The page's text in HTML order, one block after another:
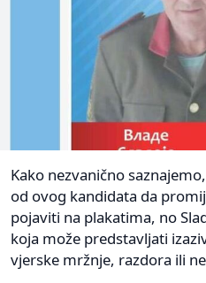
Kako nezvanično
od ovog kandidata da
pojaviti na plakatima, no
koja može predstavljati
vjerske mržnje, razdora ili